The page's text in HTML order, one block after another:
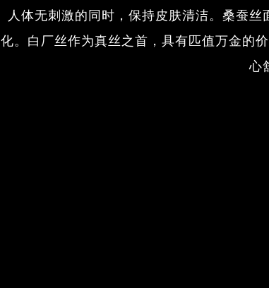
人体无刺激的同时，保持皮肤清洁。桑蚕
化。白厂丝作为真丝之首，具有匹值万金的
心